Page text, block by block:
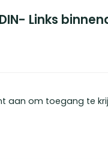
Links
aan om toegang te